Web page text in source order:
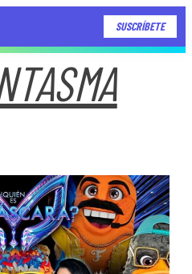
SUSCRÍBETE